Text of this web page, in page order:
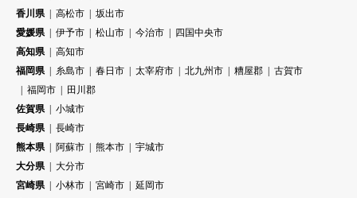
香川県
高松市
坂出市
愛媛県
伊予市 松山市 今治市
四国中央市
高知県
高知市
福岡県
糸島市 春日市 太宰府市 北九州市 糟屋郡
古賀市
福岡市
田川郡
佐賀県
小城市
長崎県
長崎市
熊本県
阿蘇市 熊本市
宇城市
大分県
大分市
宮崎県
小林市 宮崎市
延岡市